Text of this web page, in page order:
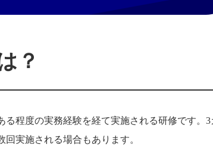
？
程度の実務経験を経て実施される研修です。3
実施される場合もあります。